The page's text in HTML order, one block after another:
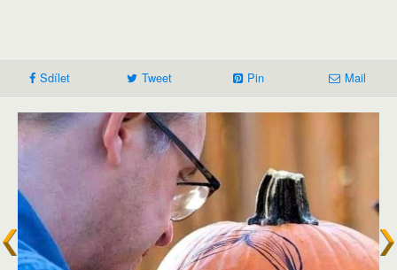
Sdílet Tweet Pin Mail